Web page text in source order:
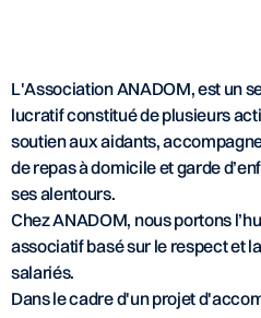
L'Association ANADOM, est un
lucratif constitué de plusieurs
soutien aux aidants,
de repas à domicile et garde
ses alentours.
Chez ANADOM, nous portons
associatif basé sur le respect et
salariés.
Dans le cadre d'un projet